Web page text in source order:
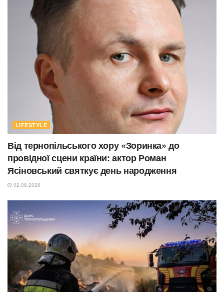
LIFESTYLE
Від тернопільського хору «Зоринка» до
провідної сцени країни: актор Роман
Ясіновський святкує день народження
02.08.2026